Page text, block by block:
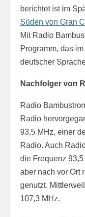
berichtet ist im
Süden von Gran
Mit Radio
Programm, das
deutscher
Nachfolger von
Radio
Radio
93,5 MHz, einer
Radio. Auch
die Frequenz
aber nach vor Ort
genutzt.
107,3 MHz.